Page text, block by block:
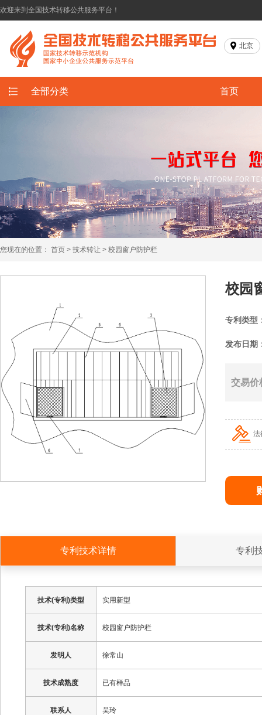
欢迎来到全国技术转移公共服务平台！
北京
全部分类 首页
您现在的位置： 首页 > 技术转让 > 校园窗户防护栏
校园
专利类型
发布日期
交易价
法
专利技术详情 专利
技术(专利)类型 实用新型
技术(专利)名称 校园窗户防护栏
发明人 徐常山
技术成熟度 已有样品
联系人 吴玲